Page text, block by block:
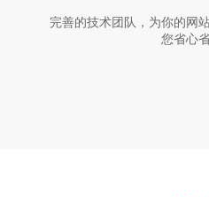
完善的技术团队，为你的网
您省心省